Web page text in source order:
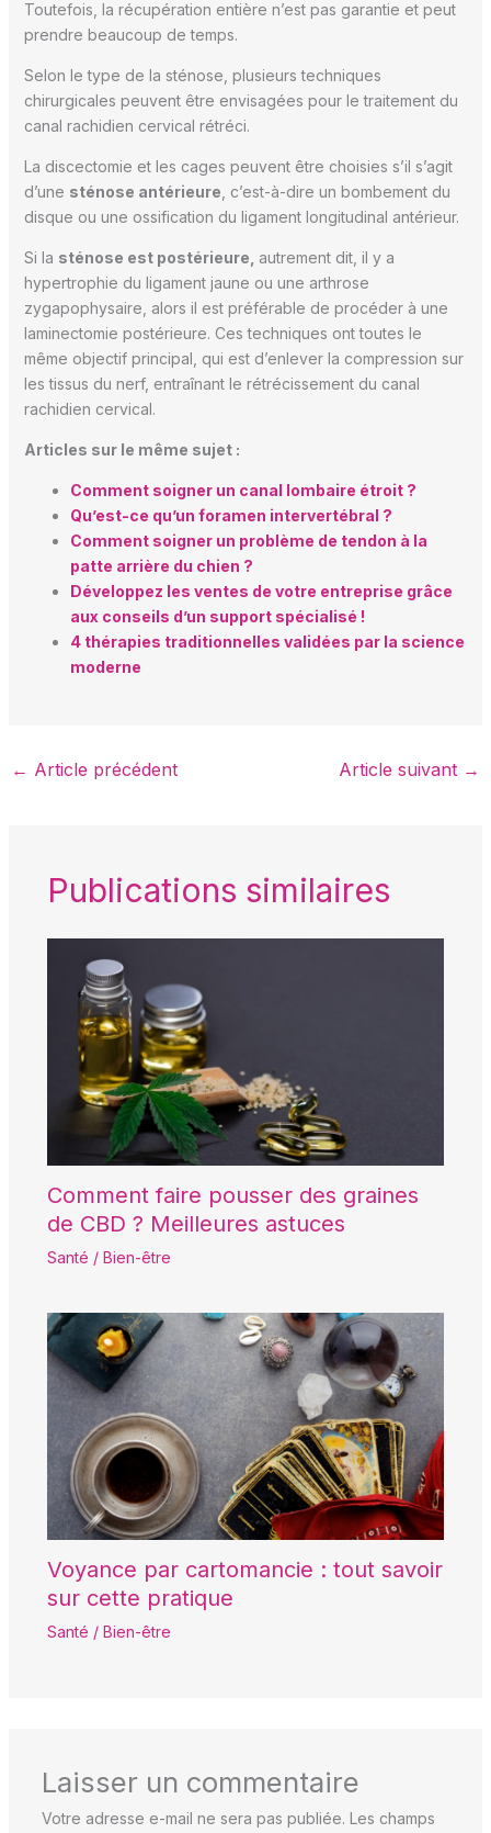
Toutefois, la récupération entière n’est pas garantie et peut
prendre beaucoup de temps.
Selon le type de la sténose, plusieurs techniques
chirurgicales peuvent être envisagées pour le traitement du
canal rachidien cervical rétréci.
La discectomie et les cages peuvent être choisies s’il s’agit
d’une sténose antérieure , c’est-à-dire un bombement du
disque ou une ossification du ligament longitudinal antérieur.
Si la sténose est postérieure, autrement dit, il y a
hypertrophie du ligament jaune ou une arthrose
zygapophysaire, alors il est préférable de procéder à une
laminectomie postérieure. Ces techniques ont toutes le
même objectif principal, qui est d’enlever la compression sur
les tissus du nerf, entraînant le rétrécissement du canal
rachidien cervical.
Articles sur le même sujet :
Comment soigner un canal lombaire étroit ?
Qu’est-ce qu’un foramen intervertébral ?
Comment soigner un problème de tendon à la
patte arrière du chien ?
Développez les ventes de votre entreprise grâce
aux conseils d’un support spécialisé !
4 thérapies traditionnelles validées par la science
moderne
← Article précédent Article suivant →
Publications similaires
Comment faire pousser des graines
de CBD ? Meilleures astuces
Santé / Bien-être
Voyance par cartomancie : tout savoir
sur cette pratique
Santé / Bien-être
Laisser un commentaire
Votre adresse e-mail ne sera pas publiée. Les champs